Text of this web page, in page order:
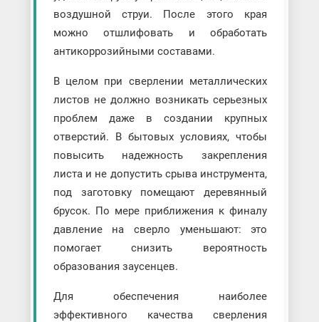
воздушной струи. После этого края
можно отшлифовать и обработать
антикоррозийными составами.
В целом при сверлении металлических
листов не должно возникать серьезных
проблем даже в создании крупных
отверстий. В бытовых условиях, чтобы
повысить надежность закрепления
листа и не допустить срыва инструмента,
под заготовку помещают деревянный
брусок. По мере приближения к финалу
давление на сверло уменьшают: это
помогает снизить вероятность
образования заусенцев.
Для обеспечения наиболее
эффективного качества сверления